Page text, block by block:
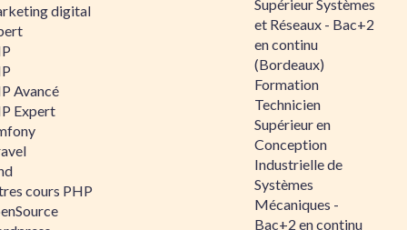
digital
Avancé
Expert
cours PHP
Supérieur Systèmes
et Réseaux - Bac+2
en continu
(Bordeaux)
Formation
Technicien
Supérieur en
Conception
Industrielle de
Systèmes
Mécaniques -
Bac+2 en continu